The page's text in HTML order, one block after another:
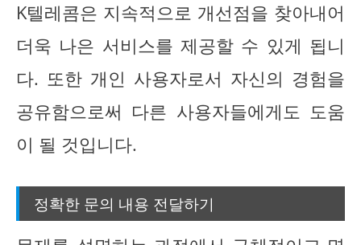
K텔레콤은 지속적으로 개선점을 찾아내어
더욱 나은 서비스를 제공할 수 있게 됩니
다. 또한 개인 사용자로서 자신의 경험을
공유함으로써 다른 사용자들에게도 도움
이 될 것입니다.
정확한 문의 내용 전달하기